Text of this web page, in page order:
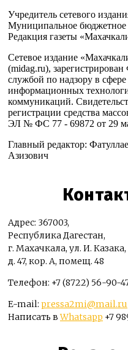
Учредитель сетевого
Муниципальное бюджетное
Редакция газеты
Сетевое издание
(midag.ru),
службой по надзору в сфере
информационных
коммуникаций.
регистрации средства
ЭЛ № ФС 77 - 69872 от 29
Главный редактор:
Азизович
Адрес: 367003,
Республика Дагестан,
г. Махачкала, ул. И. Казака,
д. 47, кор. А, помещ. 48
Телефон: +7 (8722) 56-90-
E-mail: pressa2mi@mail.ru
Написать вWhatsapp +7